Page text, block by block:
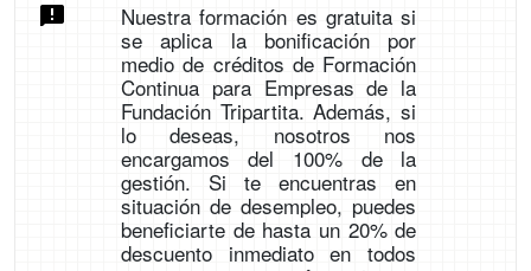
Nuestra formación es gratuita si
se aplica la bonificación por
medio de créditos de Formación
Continua para Empresas de la
Fundación Tripartita. Además, si
lo deseas, nosotros nos
encargamos del 100% de la
gestión. Si te encuentras en
situación de desempleo, puedes
beneficiarte de hasta un 20% de
descuento inmediato en todos